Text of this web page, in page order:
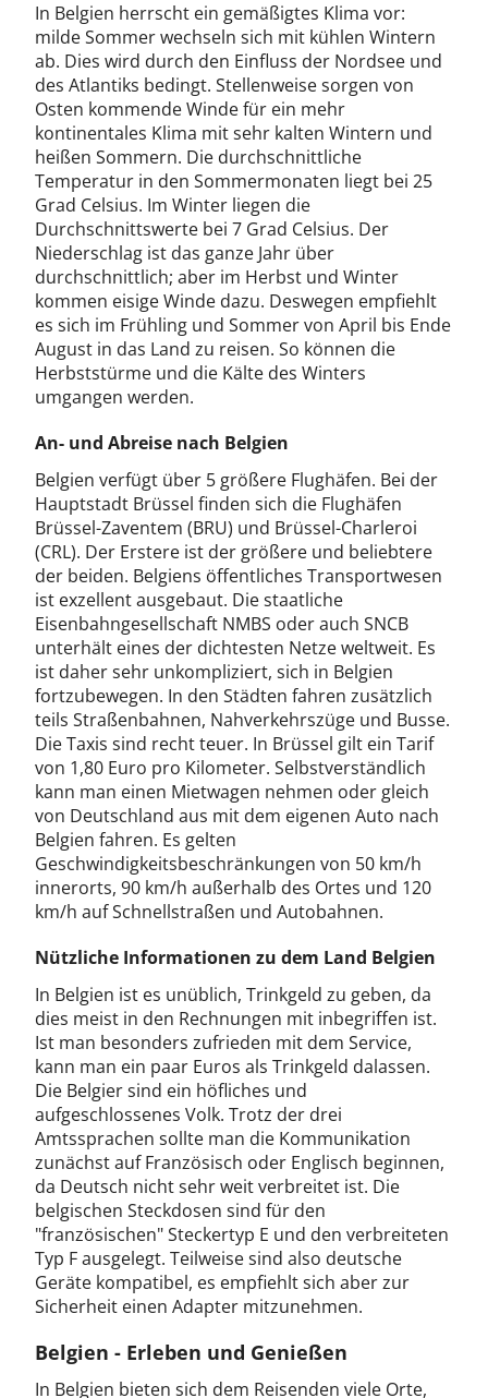
In Belgien herrscht ein gemäßigtes Klima vor:
milde Sommer wechseln sich mit kühlen Wintern
ab. Dies wird durch den Einfluss der Nordsee und
des Atlantiks bedingt. Stellenweise sorgen von
Osten kommende Winde für ein mehr
kontinentales Klima mit sehr kalten Wintern und
heißen Sommern. Die durchschnittliche
Temperatur in den Sommermonaten liegt bei 25
Grad Celsius. Im Winter liegen die
Durchschnittswerte bei 7 Grad Celsius. Der
Niederschlag ist das ganze Jahr über
durchschnittlich; aber im Herbst und Winter
kommen eisige Winde dazu. Deswegen empfiehlt
es sich im Frühling und Sommer von April bis Ende
August in das Land zu reisen. So können die
Herbststürme und die Kälte des Winters
umgangen werden.
An- und Abreise nach Belgien
Belgien verfügt über 5 größere Flughäfen. Bei der
Hauptstadt Brüssel finden sich die Flughäfen
Brüssel-Zaventem (BRU) und Brüssel-Charleroi
(CRL). Der Erstere ist der größere und beliebtere
der beiden. Belgiens öffentliches Transportwesen
ist exzellent ausgebaut. Die staatliche
Eisenbahngesellschaft NMBS oder auch SNCB
unterhält eines der dichtesten Netze weltweit. Es
ist daher sehr unkompliziert, sich in Belgien
fortzubewegen. In den Städten fahren zusätzlich
teils Straßenbahnen, Nahverkehrszüge und Busse.
Die Taxis sind recht teuer. In Brüssel gilt ein Tarif
von 1,80 Euro pro Kilometer. Selbstverständlich
kann man einen Mietwagen nehmen oder gleich
von Deutschland aus mit dem eigenen Auto nach
Belgien fahren. Es gelten
Geschwindigkeitsbeschränkungen von 50 km/h
innerorts, 90 km/h außerhalb des Ortes und 120
km/h auf Schnellstraßen und Autobahnen.
Nützliche Informationen zu dem Land Belgien
In Belgien ist es unüblich, Trinkgeld zu geben, da
dies meist in den Rechnungen mit inbegriffen ist.
Ist man besonders zufrieden mit dem Service,
kann man ein paar Euros als Trinkgeld dalassen.
Die Belgier sind ein höfliches und
aufgeschlossenes Volk. Trotz der drei
Amtssprachen sollte man die Kommunikation
zunächst auf Französisch oder Englisch beginnen,
da Deutsch nicht sehr weit verbreitet ist. Die
belgischen Steckdosen sind für den
"französischen" Steckertyp E und den verbreiteten
Typ F ausgelegt. Teilweise sind also deutsche
Geräte kompatibel, es empfiehlt sich aber zur
Sicherheit einen Adapter mitzunehmen.
Belgien - Erleben und Genießen
In Belgien bieten sich dem Reisenden viele Orte,